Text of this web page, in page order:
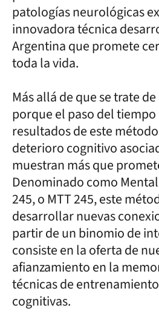
patologías neurológicas
innovadora técnica
Argentina que promete
toda la vida.
Más allá de que se trate
porque el paso del
resultados de este
deterioro cognitivo
muestran más que
Denominado como
245, o MTT 245, este
desarrollar nuevas
partir de un binomio de
consiste en la oferta de
afianzamiento en la
técnicas de
cognitivas.